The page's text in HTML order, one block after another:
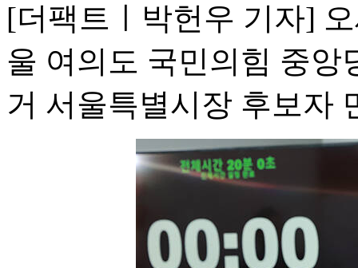
[더팩트ㅣ박헌우 기자]
울 여의도 국민의힘 중앙
거 서울특별시장 후보자